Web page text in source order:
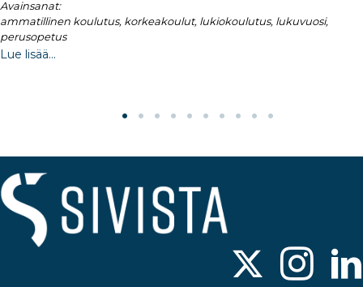
Avainsanat:
ammatillinen koulutus, korkeakoulut, lukiokoulutus, lukuvuosi,
perusopetus
Lue lisää...